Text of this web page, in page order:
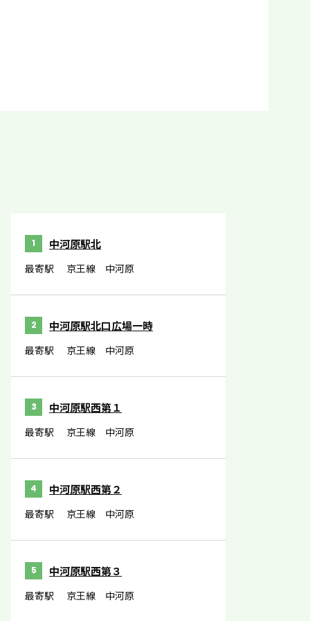
1 中河原駅北
最寄駅 京王線 中河原
2 中河原駅北口広場一時
最寄駅 京王線 中河原
3 中河原駅西第１
最寄駅 京王線 中河原
4 中河原駅西第２
最寄駅 京王線 中河原
5 中河原駅西第３
最寄駅 京王線 中河原